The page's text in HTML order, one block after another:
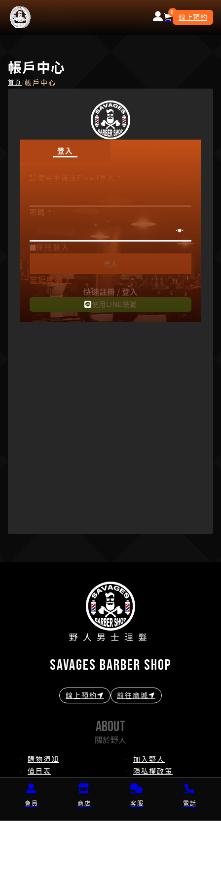
0
線上預約
帳戶中心
首頁 /帳戶中心
登入
密碼 *
保持登入
登入
忘記密碼？
快速註冊 / 登入
使用LINE帳號
野人男士理髮
savages barber shop
線上預約 前往商城
about
關於野人
購物須知
價目表
常見問題
加入野人
隱私權政策
服務條款
contact
會員 商店 客服 電話